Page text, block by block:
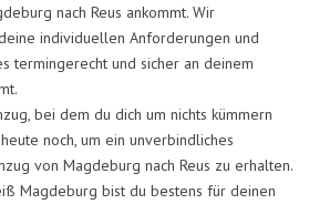
nach Reus ankommt. Wir
individuellen Anforderungen und
termingerecht und sicher an deinem
bei dem du dich um nichts kümmern
noch, um ein unverbindliches
von Magdeburg nach Reus zu erhalten.
Magdeburg bist du bestens für deinen